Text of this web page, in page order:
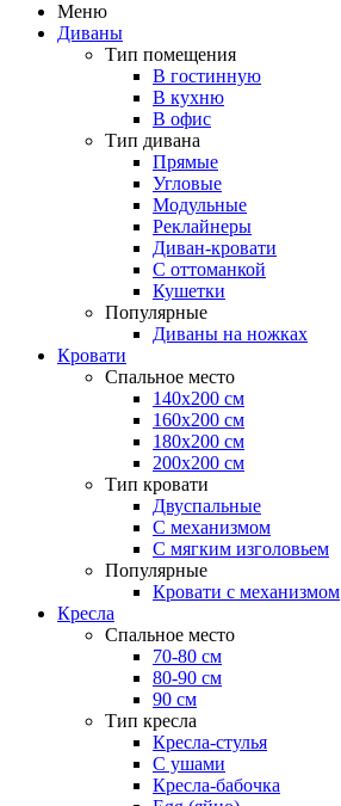
Меню
Диваны
Тип помещения
В гостинную
В кухню
В офис
Тип дивана
Прямые
Угловые
Модульные
Реклайнеры
Диван-кровати
С оттоманкой
Кушетки
Популярные
Диваны на ножках
Кровати
Спальное место
140х200 см
160х200 см
180х200 см
200х200 см
Тип кровати
Двуспальные
С механизмом
С мягким изголовьем
Популярные
Кровати с механизмом
Кресла
Спальное место
70-80 см
80-90 см
90 см
Тип кресла
Кресла-стулья
С ушами
Кресла-бабочка